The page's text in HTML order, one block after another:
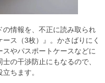
情報を、不正に読み取られ
ス（3枚）』。かさばりにく
やパスポートケースなどに
の干渉防止にもなるので、
ちます。